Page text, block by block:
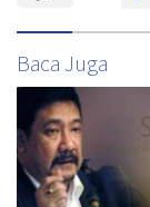
Baca Juga